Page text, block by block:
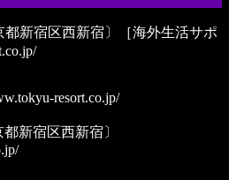
都新宿区西新宿〕［海外生活サポ
resort.co.jp/
都新宿区西新宿〕